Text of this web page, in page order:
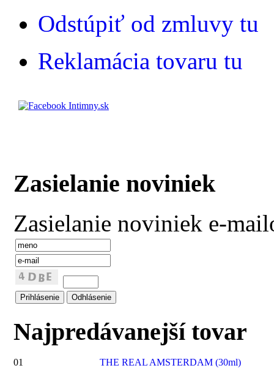
Odstúpiť od zmluvy tu
Reklamácia tovaru tu
Zasielanie noviniek
Zasielanie noviniek e-
Najpredávanejší tovar
01
THE REAL AMSTERDAM (30ml)